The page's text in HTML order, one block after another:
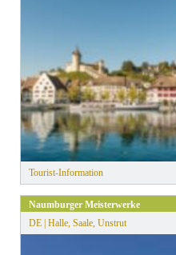
Tourist-Information
Naumburger Meisterwerke
DE | Halle, Saale, Unstrut